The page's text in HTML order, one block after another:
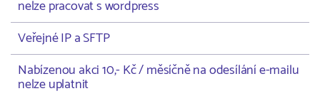
nelze pracovat s wordpress
Veřejné IP a SFTP
Nabízenou akci 10,- Kč / měsíčně na odesílání e-mailu
nelze uplatnit